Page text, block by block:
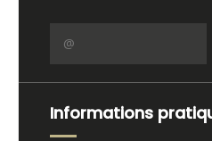
Informations